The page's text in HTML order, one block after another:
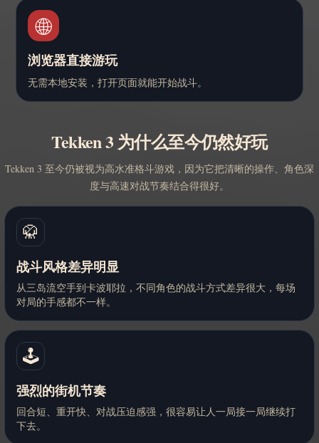
🌐
浏览器直接游玩
无需本地安装，打开页面就能开始战斗。
Tekken 3 为什么至今仍然好玩
Tekken 3 至今仍被视为高水准格斗游戏，因为它把清晰的操作、角色深
度与高速对战节奏结合得很好。
🥋
战斗风格差异明显
从三岛流空手到卡波耶拉，不同角色的战斗方式差异很大，每场
对局的手感都不一样。
🕹️
强烈的街机节奏
回合短、重开快、对战压迫感强，很容易让人一局接一局继续打
下去。